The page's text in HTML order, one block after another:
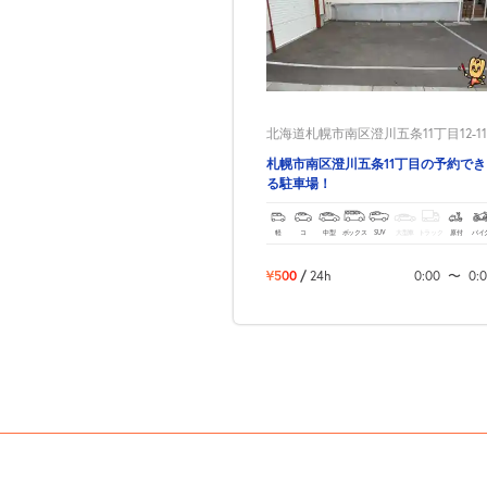
北海道札幌市南区澄川五条11丁目12-11
札幌市南区澄川五条11丁目の予約でき
る駐車場！
軽 コ 中型 ボックス SUV 大型車 トラック 原付 バイ
¥500 / 24h 0:00 〜